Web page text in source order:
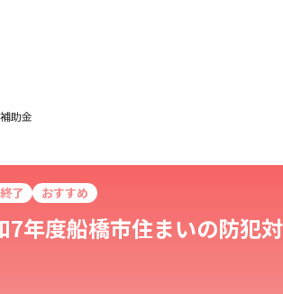
助金
了 おすすめ
7年度船橋市住まいの防犯